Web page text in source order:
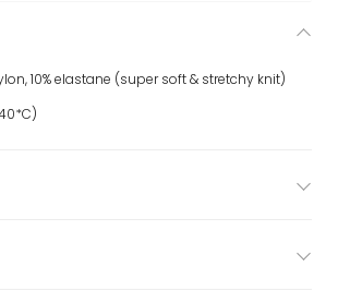
10% elastane (super soft & stretchy knit)